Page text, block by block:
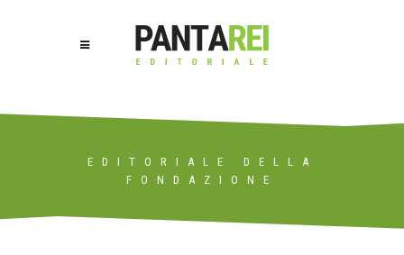
EDITORIALE DELLA
FONDAZIONE